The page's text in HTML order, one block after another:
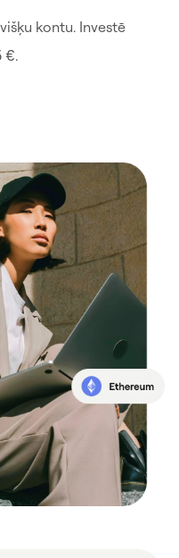
kontu. Investē
€.